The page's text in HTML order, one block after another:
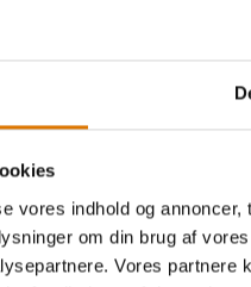
vores indhold og
om din brug af
Vores
(350 g hver)
smør (forsigtigt smeltet